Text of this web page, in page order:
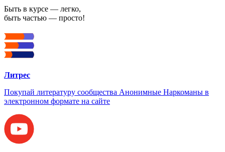
Быть в курсе — легко,
быть частью — просто!
Литрес
Покупай литературу сообщества Анонимные Наркоманы в
электронном формате на сайте